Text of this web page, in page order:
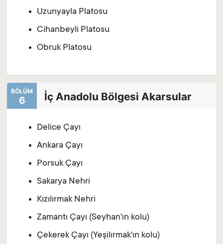
Uzunyayla Platosu
Cihanbeyli Platosu
Obruk Platosu
BÖLÜM
6 İç Anadolu Bölgesi Akarsular
Delice Çayı
Ankara Çayı
Porsuk Çayı
Sakarya Nehri
Kızılırmak Nehri
Zamantı Çayı (Seyhan'ın kolu)
Çekerek Çayı (Yeşilırmak'ın kolu)